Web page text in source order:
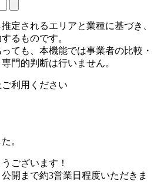
定されるエリアと業種に基づき、
るものです。
ても、本機能では事業者の比較・
門的判断は行いません。
利用ください
。
ございます！
開まで約3営業日程度いただきま